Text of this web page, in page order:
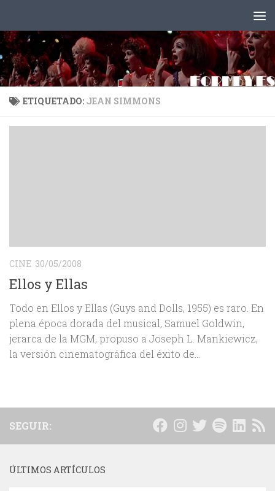
ETIQUETADO: JEAN SIMMONS
CINE 30/05/2008
Ellos y Ellas
Todo en Ellos y Ellas (Guys and Dolls, 1955) es raro. En
plena época dorada del musical, Samuel Goldwin,
jerarca de la MGM, propuso a Joseph L. Mankiewicz,
la versión cinematográfica del éxito de...
SEGUIR:
ÚLTIMOS ARTÍCULOS